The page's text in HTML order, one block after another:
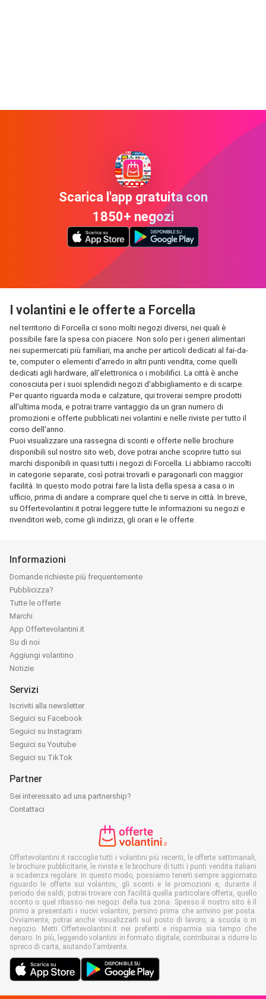
Scarica l'app gratuita con
1850+ negozi
I volantini e le offerte a Forcella
nel territorio di Forcella ci sono molti negozi diversi, nei quali è
possibile fare la spesa con piacere. Non solo per i generi alimentari
nei supermercati più familiari, ma anche per articoli dedicati al fai-da-
te, computer o elementi d'arredo in altri punti vendita, come quelli
dedicati agli hardware, all'elettronica o i mobilifici. La città è anche
conosciuta per i suoi splendidi negozi d'abbigliamento e di scarpe.
Per quanto riguarda moda e calzature, qui troverai sempre prodotti
all'ultima moda, e potrai trarre vantaggio da un gran numero di
promozioni e offerte pubblicati nei volantini e nelle riviste per tutto il
corso dell'anno.
Puoi visualizzare una rassegna di sconti e offerte nelle brochure
disponibili sul nostro sito web, dove potrai anche scoprire tutto sui
marchi disponibili in quasi tutti i negozi di Forcella. Li abbiamo raccolti
in categorie separate, così potrai trovarli e paragonarli con maggior
facilità. In questo modo potrai fare la lista della spesa a casa o in
ufficio, prima di andare a comprare quel che ti serve in città. In breve,
su Offertevolantini.it potrai leggere tutte le informazioni su negozi e
rivenditori web, come gli indirizzi, gli orari e le offerte.
Informazioni
Domande richieste più frequentemente
Pubblicizza?
Tutte le offerte
Marchi
App Offertevolantini.it
Su di noi
Aggiungi volantino
Notizie
Servizi
Iscriviti alla newsletter
Seguici su Facebook
Seguici su Instagram
Seguici su Youtube
Seguici su TikTok
Partner
Sei interessato ad una partnership?
Contattaci
Offertevolantini.it raccoglie tutti i volantini più recenti, le offerte settimanali,
le brochure pubblicitarie, le riviste e le brochure di tutti i punti vendita italiani
a scadenza regolare. In questo modo, possiamo tenerti sempre aggiornato
riguardo le offerte sui volantini, gli sconti e le promozioni e, durante il
periodo dei saldi, potrai trovare con facilità quella particolare offerta, quello
sconto o quel ribasso nei negozi della tua zona. Spesso il nostro sito è il
primo a presentarti i nuovi volantini, persino prima che arrivino per posta.
Ovviamente, potrai anche visualizzarli sul posto di lavoro, a scuola o in
negozio. Metti Offertevolantini.it nei preferiti e risparmia sia tempo che
denaro. In più, leggendo volantini in formato digitale, contribuirai a ridurre lo
spreco di carta, aiutando l'ambiente.